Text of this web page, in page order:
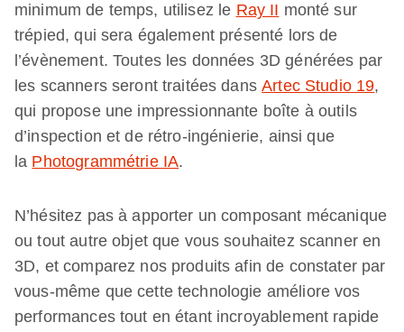
minimum de temps, utilisez le Ray II monté sur
trépied, qui sera également présenté lors de
l’évènement. Toutes les données 3D générées par
les scanners seront traitées dansArtec Studio 19,
qui propose une impressionnante boîte à outils
d’inspection et de rétro-ingénierie, ainsi que
la Photogrammétrie IA.
N’hésitez pas à apporter un composant mécanique
ou tout autre objet que vous souhaitez scanner en
3D, et comparez nos produits afin de constater par
vous-même que cette technologie améliore vos
performances tout en étant incroyablement rapide